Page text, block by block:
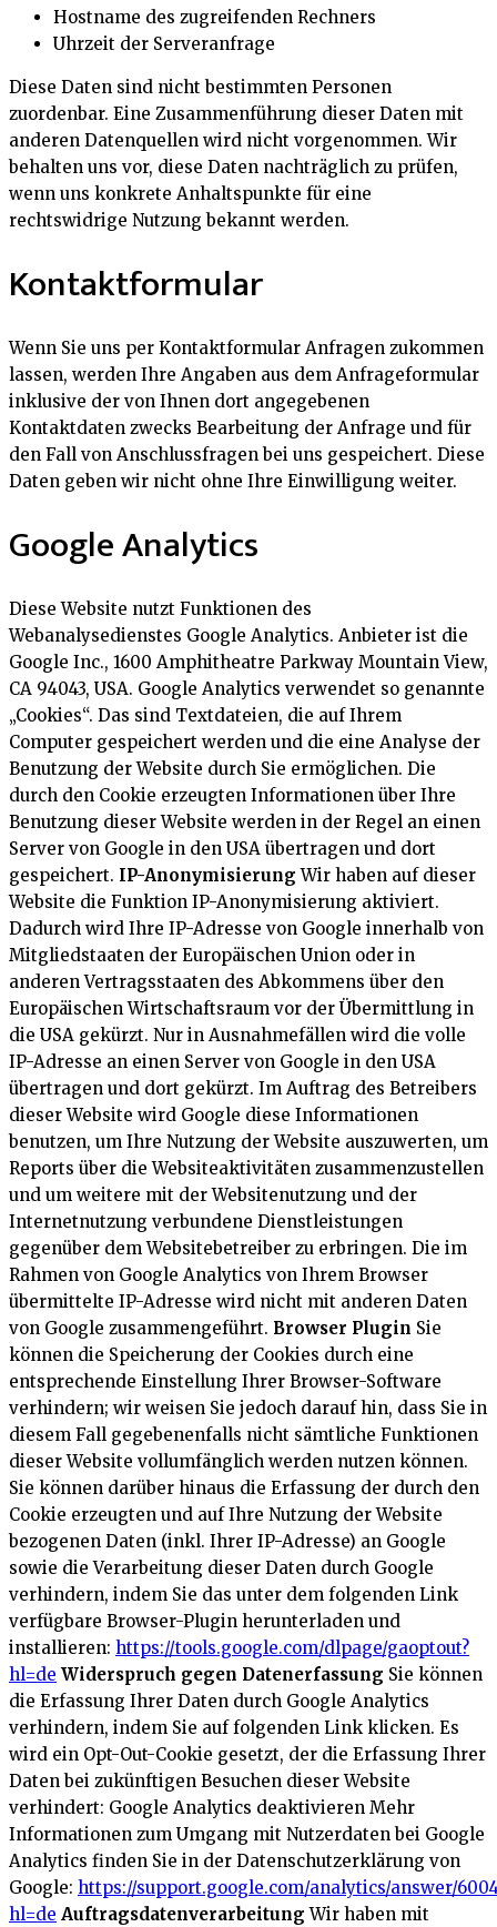
Hostname des zugreifenden Rechners
Uhrzeit der Serveranfrage
Diese Daten sind nicht bestimmten Personen
zuordenbar. Eine Zusammenführung dieser Daten mit
anderen Datenquellen wird nicht vorgenommen. Wir
behalten uns vor, diese Daten nachträglich zu prüfen,
wenn uns konkrete Anhaltspunkte für eine
rechtswidrige Nutzung bekannt werden.
Kontaktformular
Wenn Sie uns per Kontaktformular Anfragen zukommen
lassen, werden Ihre Angaben aus dem Anfrageformular
inklusive der von Ihnen dort angegebenen
Kontaktdaten zwecks Bearbeitung der Anfrage und für
den Fall von Anschlussfragen bei uns gespeichert. Diese
Daten geben wir nicht ohne Ihre Einwilligung weiter.
Google Analytics
Diese Website nutzt Funktionen des
Webanalysedienstes Google Analytics. Anbieter ist die
Google Inc., 1600 Amphitheatre Parkway Mountain View,
CA 94043, USA. Google Analytics verwendet so genannte
„Cookies“. Das sind Textdateien, die auf Ihrem
Computer gespeichert werden und die eine Analyse der
Benutzung der Website durch Sie ermöglichen. Die
durch den Cookie erzeugten Informationen über Ihre
Benutzung dieser Website werden in der Regel an einen
Server von Google in den USA übertragen und dort
gespeichert. IP-Anonymisierung Wir haben auf dieser
Website die Funktion IP-Anonymisierung aktiviert.
Dadurch wird Ihre IP-Adresse von Google innerhalb von
Mitgliedstaaten der Europäischen Union oder in
anderen Vertragsstaaten des Abkommens über den
Europäischen Wirtschaftsraum vor der Übermittlung in
die USA gekürzt. Nur in Ausnahmefällen wird die volle
IP-Adresse an einen Server von Google in den USA
übertragen und dort gekürzt. Im Auftrag des Betreibers
dieser Website wird Google diese Informationen
benutzen, um Ihre Nutzung der Website auszuwerten, um
Reports über die Websiteaktivitäten zusammenzustellen
und um weitere mit der Websitenutzung und der
Internetnutzung verbundene Dienstleistungen
gegenüber dem Websitebetreiber zu erbringen. Die im
Rahmen von Google Analytics von Ihrem Browser
übermittelte IP-Adresse wird nicht mit anderen Daten
von Google zusammengeführt. Browser Plugin Sie
können die Speicherung der Cookies durch eine
entsprechende Einstellung Ihrer Browser-Software
verhindern; wir weisen Sie jedoch darauf hin, dass Sie in
diesem Fall gegebenenfalls nicht sämtliche Funktionen
dieser Website vollumfänglich werden nutzen können.
Sie können darüber hinaus die Erfassung der durch den
Cookie erzeugten und auf Ihre Nutzung der Website
bezogenen Daten (inkl. Ihrer IP-Adresse) an Google
sowie die Verarbeitung dieser Daten durch Google
verhindern, indem Sie das unter dem folgenden Link
verfügbare Browser-Plugin herunterladen und
installieren: https://tools.google.com/dlpage/gaoptout?
hl=de Widerspruch gegen Datenerfassung Sie können
die Erfassung Ihrer Daten durch Google Analytics
verhindern, indem Sie auf folgenden Link klicken. Es
wird ein Opt-Out-Cookie gesetzt, der die Erfassung Ihrer
Daten bei zukünftigen Besuchen dieser Website
verhindert: Google Analytics deaktivieren Mehr
Informationen zum Umgang mit Nutzerdaten bei Google
Analytics finden Sie in der Datenschutzerklärung von
Google: https://support.google.com/analytics/answer/
hl=de Auftragsdatenverarbeitung Wir haben mit